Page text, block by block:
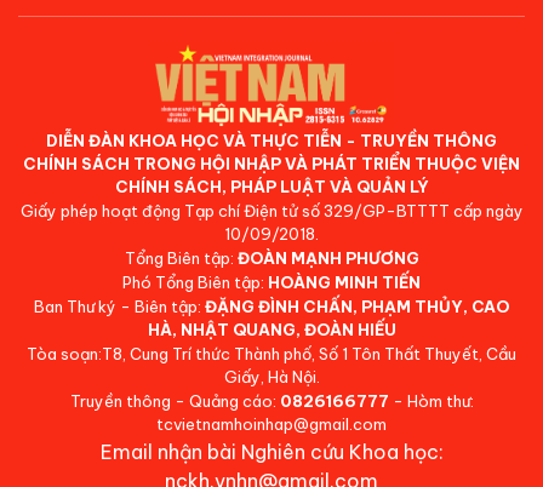
DIỄN ĐÀN KHOA HỌC VÀ THỰC TIỄN - TRUYỀN THÔNG
CHÍNH SÁCH TRONG HỘI NHẬP VÀ PHÁT TRIỂN THUỘC VIỆN
CHÍNH SÁCH, PHÁP LUẬT VÀ QUẢN LÝ
Giấy phép hoạt động Tạp chí Điện tử số 329/GP-BTTTT cấp ngày
10/09/2018.
Tổng Biên tập: ĐOÀN MẠNH PHƯƠNG
Phó Tổng Biên tập: HOÀNG MINH TIẾN
Ban Thư ký - Biên tập: ĐẶNG ĐÌNH CHẤN, PHẠM THỦY, CAO
HÀ, NHẬT QUANG, ĐOÀN HIẾU
Tòa soạn:T8, Cung Trí thức Thành phố, Số 1 Tôn Thất Thuyết, Cầu
Giấy, Hà Nội.
Truyền thông - Quảng cáo: 0826166777 - Hòm thư:
tcvietnamhoinhap@gmail.com
Email nhận bài Nghiên cứu Khoa học:
nckh.vnhn@gmail.com